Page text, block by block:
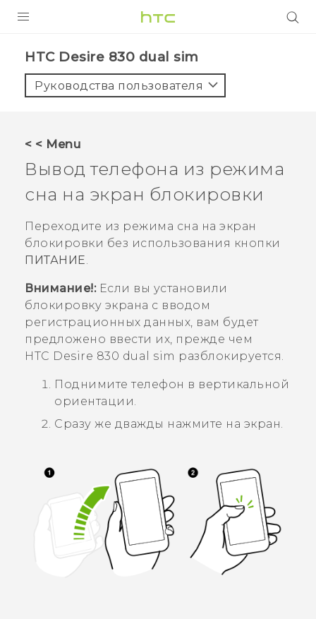
5G
VIVERSE
ПОДДЕРЖКА
HTC Desire 830 dual sim‎
Руководства пользователя
< < Menu
Вывод телефона из режима
сна на экран блокировки
Переходите из режима сна на экран
блокировки без использования кнопки
ПИТАНИЕ.
Внимание!:Если вы установили
блокировку экрана с вводом
регистрационных данных, вам будет
предложено ввести их, прежде чем
HTC Desire 830 dual sim разблокируется.
Поднимите телефон в вертикальной
ориентации.
Сразу же дважды нажмите на экран.